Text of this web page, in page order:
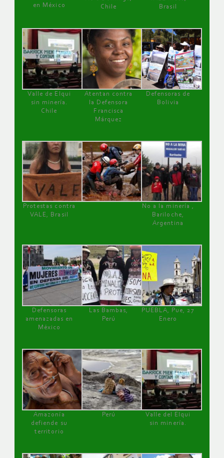
en México
Chile
Brasil
Valle de Elqui
sin minería.
Chile
Atentan contra
la Defensora
Francisca
Márquez
Defensoras de
Bolivia
Protestas contra
VALE, Brasil
No a la minería ,
Bariloche,
Argentina
Defensoras
amenazadas en
México
Las Bambas,
Perú
PUEBLA, Pue, 27
Enero
Amazonía
defiende su
territorio
Perú
Valle del Elqui
sin minería.